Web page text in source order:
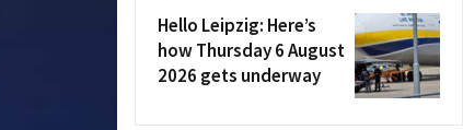
Hello Leipzig: Here’s
how Thursday 6 August
2026 gets underway